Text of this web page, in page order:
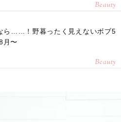
Beauty
ら……！野暮ったく見えないボブ5
月〜
Beauty